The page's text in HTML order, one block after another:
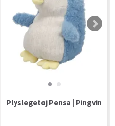
Plyslegetøj Pensa | Pingvin